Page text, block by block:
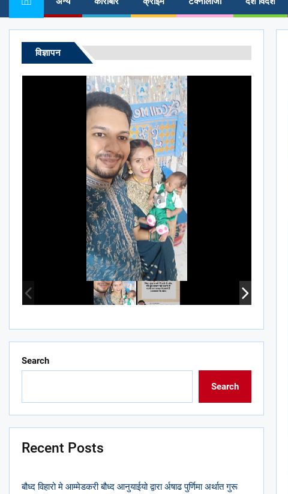
विज्ञापन
Search
Search
Recent Posts
बौध्द विहारो मे आम्मेडकरी बौध्द आनुयाईयो द्वारा र्अषाढ पुर्णिमा अर्थात गुरू